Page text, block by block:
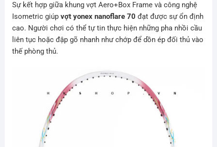
Sự kết hợp giữa khung vợt Aero+Box Frame và công nghệ
Isometric giúp vợt yonex nanoflare 70 đạt được sự ổn định
cao. Người chơi có thể tự tin thực hiện những pha nhồi cầu
liên tục hoặc đập gõ nhanh như chớp để dồn ép đối thủ vào
thế phòng thủ.